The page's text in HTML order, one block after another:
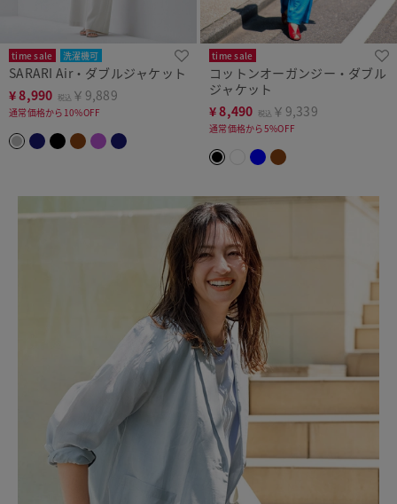
time sale 洗濯機可
SARARI Air・ダブルジャケット
¥8,990 税込 ￥9,889
通常価格から10%OFF
time sale
コットンオーガンジー・ダブル
ジャケット
¥8,490 税込 ￥9,339
通常価格から5%OFF